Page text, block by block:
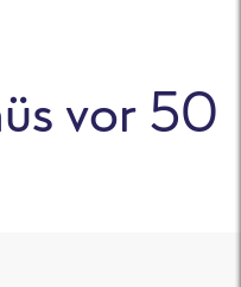
vor 50